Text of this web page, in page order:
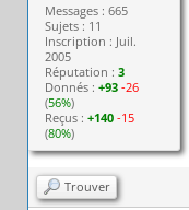
Messages : 665
Sujets : 11
Inscription : Juil.
2005
Réputation :3
Donnés :+93 -26
(56%)
Reçus :+140 -15
(80%)
Trouver